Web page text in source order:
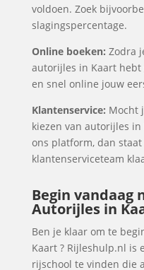
voldoen. Zoek
slagingspercentage.
Online boeken: Zodra
autorijles in Kaart hebt
en snel online jouw
Klantenservice: Mocht
kiezen van autorijles
ons platform, dan
klantenserviceteam
Begin vandaag
Autorijles in
Ben je klaar om te
Kaart ? Rijleshulp.nl is
rijschool te vinden die